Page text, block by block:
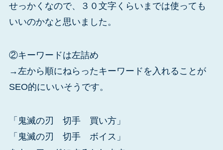
せっかくなので、３０文字くらいまでは使っても
いいのかなと思いました。
②キーワードは左詰め
→左から順にねらったキーワードを入れることが
SEO的にいいそうです。
「鬼滅の刃 切手 買い方」
「鬼滅の刃 切手 ボイス」